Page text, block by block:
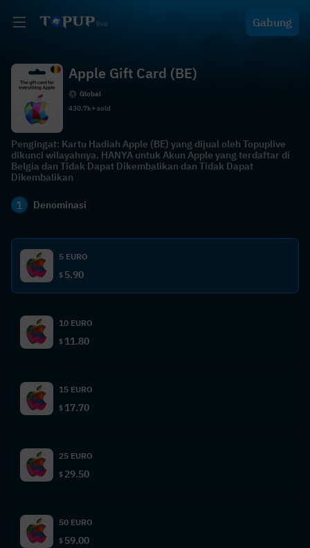
Gabung
Apple Gift Card (BE)
Global
430.7k+ sold
Pengingat: Kartu Hadiah Apple (BE) yang dijual oleh Topuplive
dikunci wilayahnya. HANYA untuk Akun Apple yang terdaftar di
Belgia dan Tidak Dapat Dikembalikan dan Tidak Dapat
Dikembalikan
1 Denominasi
5 EURO
$ 5.90
10 EURO
$ 11.80
15 EURO
$ 17.70
25 EURO
$ 29.50
50 EURO
$ 59.00